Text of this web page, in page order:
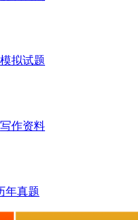
模拟试题
写作资料
年真题